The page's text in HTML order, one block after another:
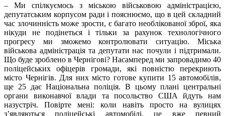
– Ми спілкуємось з міською військовою адміністрацією,
депутатським корпусом ради і пояснюємо, що в цей складний
час злочинність може зрости, є багато необлікованої зброї, яка
нікуди не подінеться і тільки за рахунок технологічного
прогресу ми зможемо контролювати ситуацію. Міська
військова адміністрація та депутати нас почули і підтримали.
Що буде зроблено в Чернігові? Насамперед ми запровадимо 40
поліцейських офіцерів громади, які повністю перекриють
місто Чернігів. Для них місто готове купити 15 автомобілів,
ще 25 дає Національна поліція. В цьому плані центральні
органи виконавчої влади та посольство США йдуть нам
назустріч. Повірте мені: коли навіть просто на вулицях
з’являються поліцейські автомобілі, це вже певний